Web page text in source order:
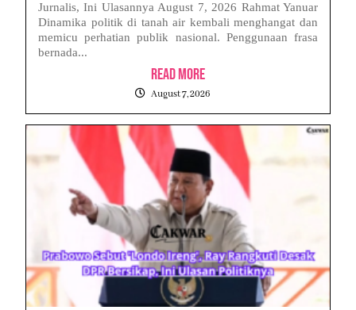
Jurnalis, Ini Ulasannya August 7, 2026 Rahmat Yanuar
Dinamika politik di tanah air kembali menghangat dan
memicu perhatian publik nasional. Penggunaan frasa
bernada...
Read More
August 7, 2026